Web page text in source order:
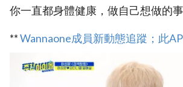
你一直都身體健康，做自己想做的事
**Wannaone成員新動態追蹤；此